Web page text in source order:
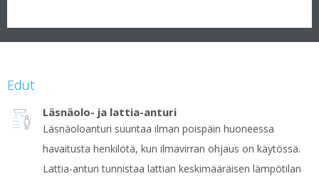
Edut
Läsnäolo- ja lattia-anturi
Läsnäoloanturi suuntaa ilman poispäin huoneessa
havaitusta henkilötä, kun ilmavirran ohjaus on käytössä.
Lattia-anturi tunnistaa lattian keskimääräisen lämpötilan